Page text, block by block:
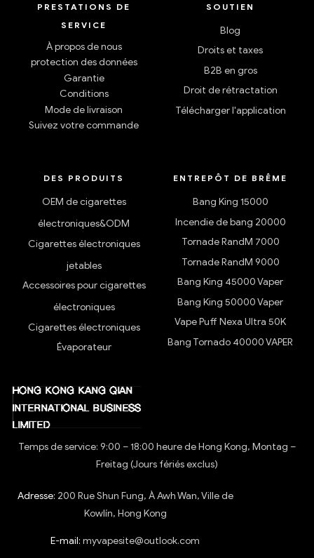
PRESTATIONS DE
SERVICE
À propos de nous
protection des données
Garantie
Conditions
Mode de livraison
Suivez votre commande
SOUTIEN
Blog
Droits et taxes
B2B en gros
Droit de rétractation
Télécharger l'application
DES PRODUITS
OEM de cigarettes
électroniques&ODM
Cigarettes électroniques
jetables
Accessoires pour cigarettes
électroniques
Cigarettes électroniques
Évaporateur
ENTREPÔT DE BRÊME
Bang King 15000
Incendie de bang 20000
Tornade RandM 7000
Tornade RandM 9000
Bang King 45000 Vaper
Bang King 50000 Vaper
Vape Puff Nexa Ultra 50K
Bang Tornado 40000 VAPER
Temps de service: 9:00 – 18:00 heure de Hong Kong, Montag –
Freitag (Jours fériés exclus)
Adresse: 200 Rue Shun Fung, À Awh Wan, Ville de
Kowlín, Hong Kong
E-mail: myvapesite@outlook.com